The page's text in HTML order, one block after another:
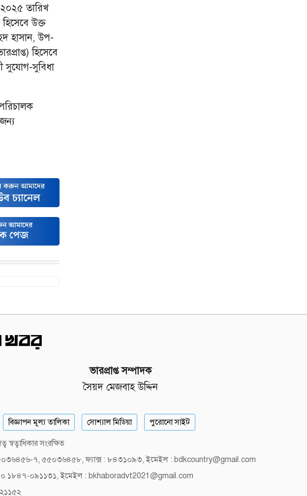
তারিখ
উক্ত
হাসান, উপ-
হিসেবে
সুযোগ-সুবিধা
ভারপ্রাপ্ত সম্পাদক
সৈয়দ মেজবাহ উদ্দিন
বিজ্ঞাপন মূল্য তালিকা সোশ্যাল মিডিয়া পুরোনো সাইট
স্বত্বাধিকার সংরক্ষিত
৭, ৫৫০৩৬৪৫৮, ফ্যাক্স : ৮৪৩১০৯৩, ইমেইল : bdkcountry@gmail.com
০৯১১৩১, ইমেইল : bkhaboradvt2021@gmail.com